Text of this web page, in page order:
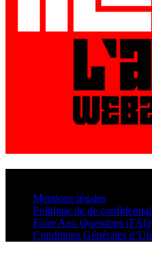
Mentions légales
Politique de de
Foire Aux Questions
Conditions Générales